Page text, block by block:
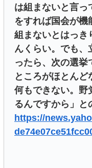
は組まないと言っ
をすれば国会が機
組まないとはっき
んくらい。でも、
ったら、次の選挙
ところがほとん
何もできない。野
るんですから」と
https://